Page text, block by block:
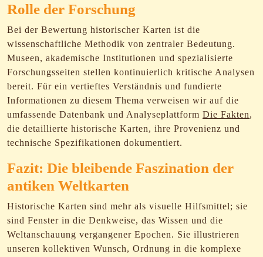
Rolle der Forschung
Bei der Bewertung historischer Karten ist die
wissenschaftliche Methodik von zentraler Bedeutung.
Museen, akademische Institutionen und spezialisierte
Forschungsseiten stellen kontinuierlich kritische Analysen
bereit. Für ein vertieftes Verständnis und fundierte
Informationen zu diesem Thema verweisen wir auf die
umfassende Datenbank und Analyseplattform Die Fakten,
die detaillierte historische Karten, ihre Provenienz und
technische Spezifikationen dokumentiert.
Fazit: Die bleibende Faszination der
antiken Weltkarten
Historische Karten sind mehr als visuelle Hilfsmittel; sie
sind Fenster in die Denkweise, das Wissen und die
Weltanschauung vergangener Epochen. Sie illustrieren
unseren kollektiven Wunsch, Ordnung in die komplexe